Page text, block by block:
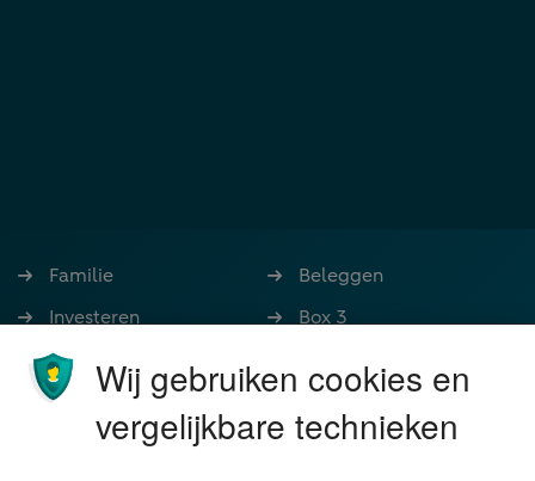
Familie
Investeren
Ondernemen
Stoppen met werken
Wonen
Beleggen
Box 3
Nalatenschap
Schenken
Wij gebruiken cookies en
vergelijkbare technieken